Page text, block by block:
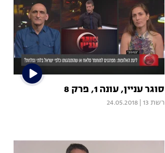
סוגר עניין, עונה 1, פרק 8
רשת 13 24.05.2018